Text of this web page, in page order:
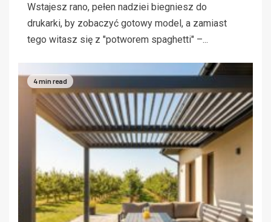
Wstajesz rano, pełen nadziei biegniesz do
drukarki, by zobaczyć gotowy model, a zamiast
tego witasz się z "potworem spaghetti" –...
4 min read